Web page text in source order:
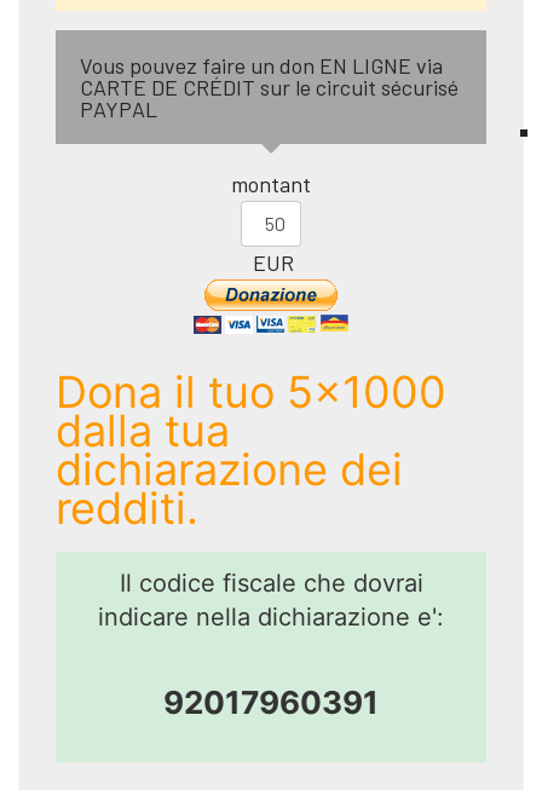
Vous pouvez faire un don EN LIGNE via
CARTE DE CRÉDIT sur le circuit sécurisé
PAYPAL
montant
EUR
Dona il tuo 5x1000
dalla tua
dichiarazione dei
redditi.
Il codice fiscale che dovrai
indicare nella dichiarazione e':
92017960391